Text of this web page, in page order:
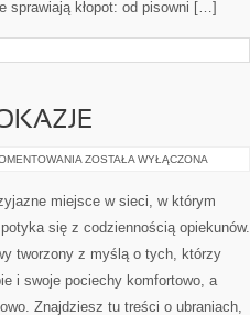
sprawiają kłopot: od pisowni […]
STYLIZACJE
ZOSTAŁA WYŁĄCZONA
miejsce w sieci, w którym
się z codziennością opiekunów.
tworzony z myślą o tych, którzy
i swoje pociechy komfortowo, a
Znajdziesz tu treści o ubraniach,